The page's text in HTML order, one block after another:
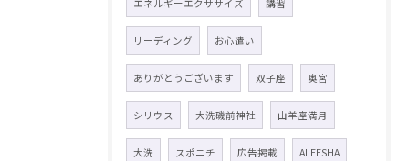
エネルギーエクササイズ 講習
リーディング お心遣い
ありがとうございます 双子座 奥宮
シリウス 大洗磯前神社 山羊座満月
大洗 スポニチ 広告掲載 ALEESHA